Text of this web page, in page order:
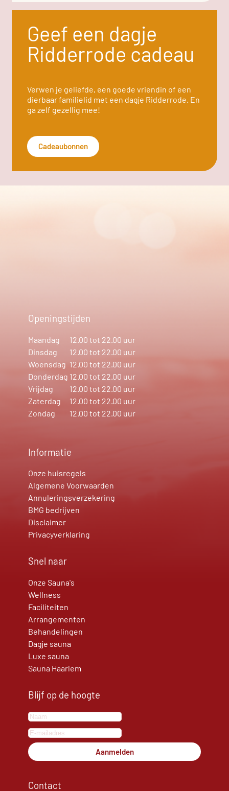
Geef een dagje
Ridderrode cadeau
Verwen je geliefde, een goede vriendin of een
dierbaar familielid met een dagje Ridderrode. En
ga zelf gezellig mee!
Cadeaubonnen
Openingstijden
Maandag
12.00 tot 22.00 uur
Dinsdag
12.00 tot 22.00 uur
Woensdag 12.00 tot 22.00 uur
Donderdag 12.00 tot 22.00 uur
Vrijdag
12.00 tot 22.00 uur
Zaterdag
12.00 tot 22.00 uur
Zondag
12.00 tot 22.00 uur
Informatie
Onze huisregels
Algemene Voorwaarden
Annuleringsverzekering
BMG bedrijven
Disclaimer
Privacyverklaring
Snel naar
Onze Sauna's
Wellness
Faciliteiten
Arrangementen
Behandelingen
Dagje sauna
Luxe sauna
Sauna Haarlem
Blijf op de hoogte
Aanmelden
Contact